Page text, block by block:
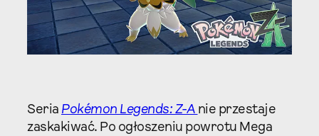
Seria Pokémon Legends: Z-A nie przestaje
zaskakiwać. Po ogłoszeniu powrotu Mega